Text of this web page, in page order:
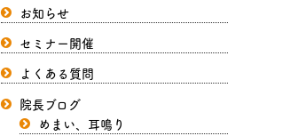
お知らせ
セミナー開催
よくある質問
院長ブログ
めまい、耳鳴り